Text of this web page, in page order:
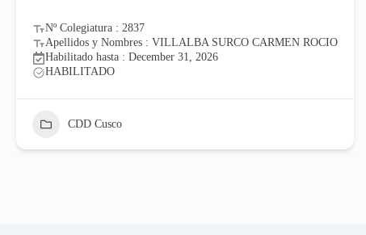
Nº Colegiatura : 2837
Apellidos y Nombres : VILLALBA SURCO CARMEN ROCIO
Habilitado hasta : December 31, 2026
HABILITADO
CDD Cusco